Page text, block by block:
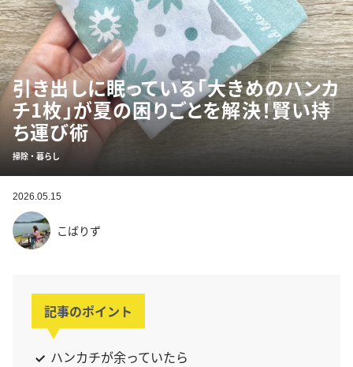
引き出しに眠っている「大きめのハンカ
チ1枚」が夏の困りごとを解決！賢い持
ち運び術
掃除・暮らし
2026.05.15
こばりず
記事のポイント
ハンカチが余っていたら